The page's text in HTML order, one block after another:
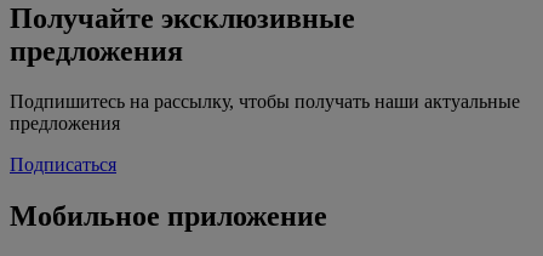
Получайте эксклюзивные
предложения
Подпишитесь на рассылку, чтобы получать наши актуальные
предложения
Подписаться
Мобильное приложение